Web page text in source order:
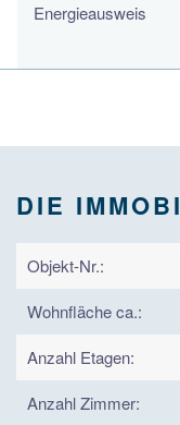
Energieausweis
DIE
Objekt-Nr.:
Wohnfläche ca.:
Anzahl Etagen:
Anzahl Zimmer: